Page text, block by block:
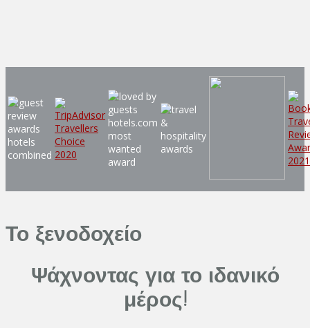
Το ξενοδοχείο
Ψάχνοντας για το ιδανικό
μέρος!